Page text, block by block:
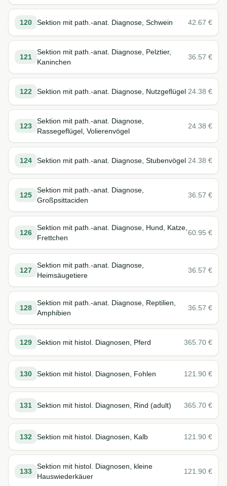
120 Sektion mit path.-anat. Diagnose, Schwein 42.67 €
121
Sektion mit path.-anat. Diagnose, Pelztier,
Kaninchen
36.57 €
122 Sektion mit path.-anat. Diagnose, Nutzgeflügel 24.38 €
123
Sektion mit path.-anat. Diagnose,
Rassegeflügel, Volierenvögel
24.38 €
124 Sektion mit path.-anat. Diagnose, Stubenvögel 24.38 €
125
Sektion mit path.-anat. Diagnose,
Großpsittaciden
36.57 €
126
Sektion mit path.-anat. Diagnose, Hund, Katze,
Frettchen
60.95 €
127
Sektion mit path.-anat. Diagnose,
Heimsäugetiere
36.57 €
128
Sektion mit path.-anat. Diagnose, Reptilien,
Amphibien
36.57 €
129 Sektion mit histol. Diagnosen, Pferd 365.70 €
130 Sektion mit histol. Diagnosen, Fohlen 121.90 €
131 Sektion mit histol. Diagnosen, Rind (adult) 365.70 €
132 Sektion mit histol. Diagnosen, Kalb 121.90 €
133
Sektion mit histol. Diagnosen, kleine
Hauswiederkäuer
121.90 €